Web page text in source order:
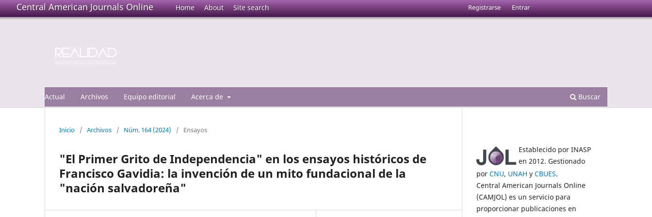
Central American Journals Online Home About Site search
Actual Archivos Equipo editorial Acerca de Buscar
Registrarse Entrar
Inicio / Archivos / Núm. 164 (2024) / Ensayos
"El Primer Grito de Independencia" en los ensayos históricos de
Francisco Gavidia: la invención de un mito fundacional de la
"nación salvadoreña"
Establecido por INASP
en 2012. Gestionado
por CNU, UNAH y CBUES.
Central American Journals Online
(CAMJOL) es un servicio para
proporcionar publicaciones en